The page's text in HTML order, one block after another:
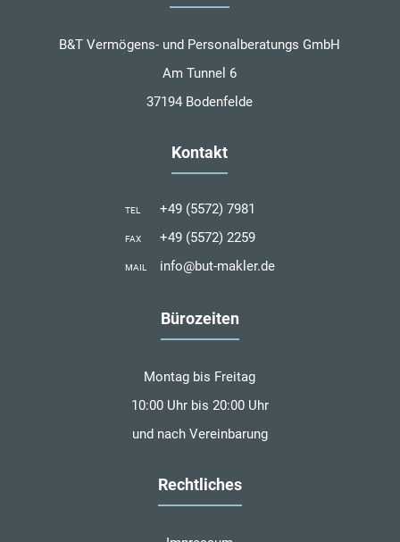
B&T Vermögens- und Personalberatungs GmbH
Am Tunnel 6
37194 Bodenfelde
Kontakt
TEL +49 (5572) 7981
FAX +49 (5572) 2259
MAIL info@but-makler.de
Bürozeiten
Montag bis Freitag
10:00 Uhr bis 20:00 Uhr
und nach Vereinbarung
Rechtliches